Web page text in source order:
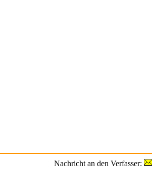
Nachricht an den Verfasser: